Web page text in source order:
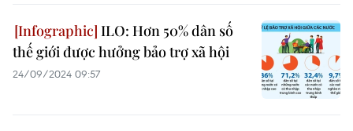
ILO: Hơn 50% dân số
thế giới được hưởng bảo trợ xã hội
24/09/2024 09:57